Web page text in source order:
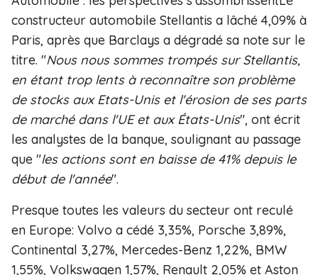
constructeur automobile Stellantis a lâché 4,09% à
Paris, après que Barclays a dégradé sa note sur le
titre. "Nous nous sommes trompés sur Stellantis,
en étant trop lents à reconnaître son problème
de stocks aux Etats-Unis et l'érosion de ses parts
de marché dans l'UE et aux États-Unis", ont écrit
les analystes de la banque, soulignant au passage
que "les actions sont en baisse de 41% depuis le
début de l'année".
Presque toutes les valeurs du secteur ont reculé
en Europe: Volvo a cédé 3,35%, Porsche 3,89%,
Continental 3,27%, Mercedes-Benz 1,22%, BMW
1,55%, Volkswagen 1,57%, Renault 2,05% et Aston